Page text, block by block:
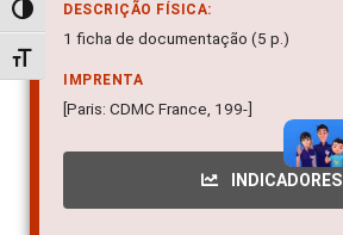
Alternar alto contraste
Alternar tamanho da fonte
DESCRIÇÃO FÍSICA:
1 ficha de documentação (5 p.)
IMPRENTA
[Paris: CDMC France, 199-]
INDICADORES